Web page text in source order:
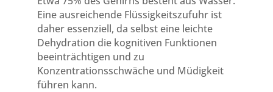
Eine ausreichende Flüssigkeitszufuhr ist
daher essenziell, da selbst eine leichte
Dehydration die kognitiven Funktionen
beeinträchtigen und zu
Konzentrationsschwäche und Müdigkeit
führen kann.